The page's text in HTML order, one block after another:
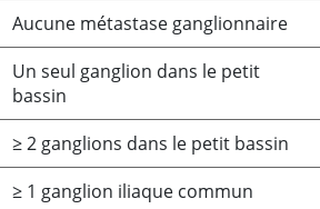
Aucune métastase ganglionnaire
Un seul ganglion dans le petit
bassin
≥2 ganglions dans le petit bassin
≥ 1 ganglion iliaque commun